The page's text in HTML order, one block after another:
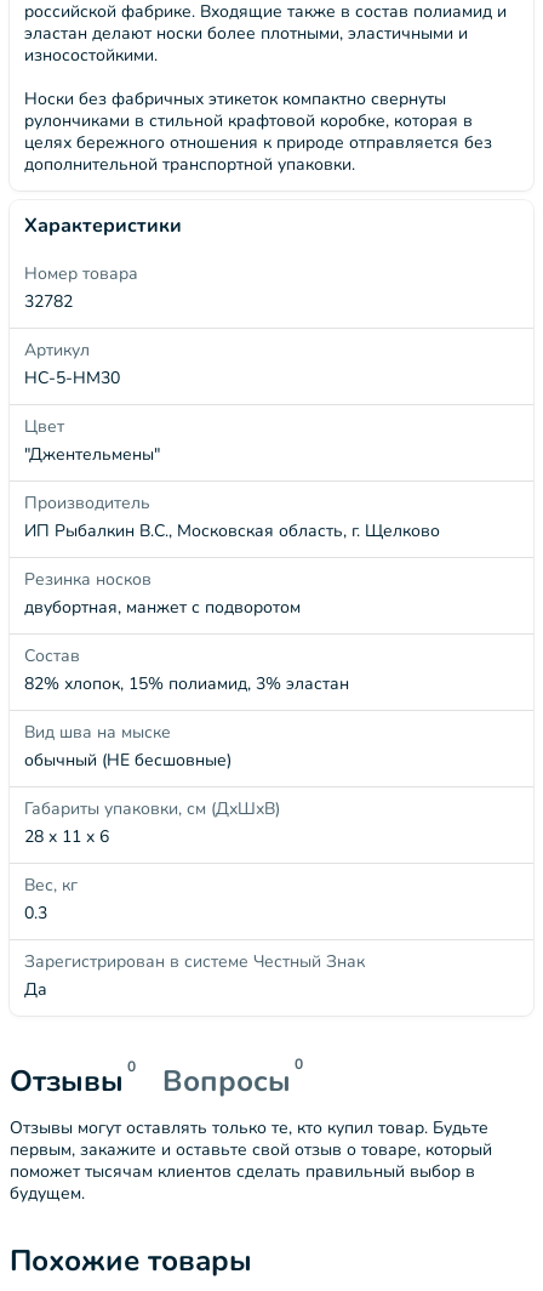
российской фабрике. Входящие также в состав полиамид и
эластан делают носки более плотными, эластичными и
износостойкими.
Носки без фабричных этикеток компактно свернуты
рулончиками в стильной крафтовой коробке, которая в
целях бережного отношения к природе отправляется без
дополнительной транспортной упаковки.
Характеристики
Номер товара
32782
Артикул
НС-5-НМ30
Цвет
"Джентельмены"
Производитель
ИП Рыбалкин В.С., Московская область, г. Щелково
Резинка носков
двубортная, манжет с подворотом
Состав
82% хлопок, 15% полиамид, 3% эластан
Вид шва на мыске
обычный (НЕ бесшовные)
Габариты упаковки, см (ДхШхВ)
28 x 11 x 6
Вес, кг
0.3
Зарегистрирован в системе Честный Знак
Да
Отзывы 0 Вопросы 0
Отзывы могут оставлять только те, кто купил товар. Будьте
первым, закажите и оставьте свой отзыв о товаре, который
поможет тысячам клиентов сделать правильный выбор в
будущем.
Похожие товары